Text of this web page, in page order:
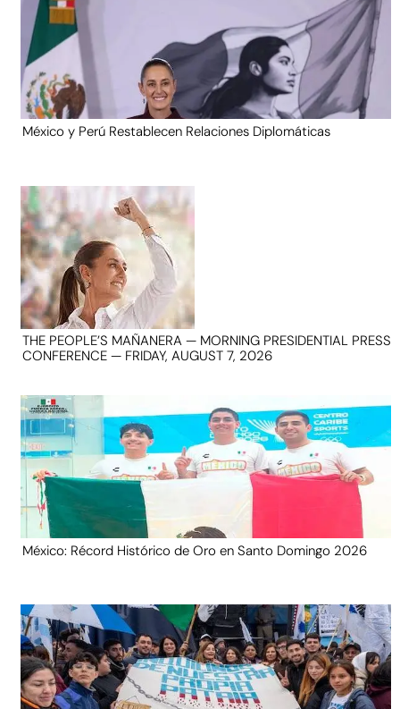
México y Perú Restablecen Relaciones Diplomáticas
THE PEOPLE’S MAÑANERA — MORNING PRESIDENTIAL PRESS
CONFERENCE — FRIDAY, AUGUST 7, 2026
México: Récord Histórico de Oro en Santo Domingo 2026